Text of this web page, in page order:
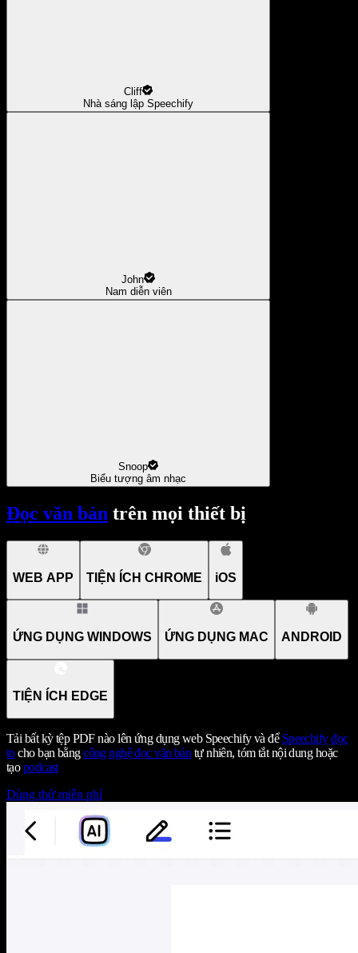
Cliff
Nhà sáng lập Speechify
John
Nam diễn viên
Snoop
Biểu tượng âm nhạc
Đọc văn bản trên mọi thiết bị
WEB APP TIỆN ÍCH CHROME iOS
ỨNG DỤNG WINDOWS ỨNG DỤNG MAC ANDROID
TIỆN ÍCH EDGE
Tải bất kỳ tệp PDF nào lên ứng dụng web Speechify và để Speechify đọc
tocho bạn bằngcông nghệ đọc văn bản tự nhiên, tóm tắt nội dung hoặc
tạopodcast
Dùng thử miễn phí